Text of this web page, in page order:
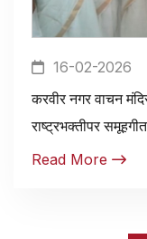
16-02-2026
करवीर नगर वाचन
राष्ट्रभक्तीपर
Read More